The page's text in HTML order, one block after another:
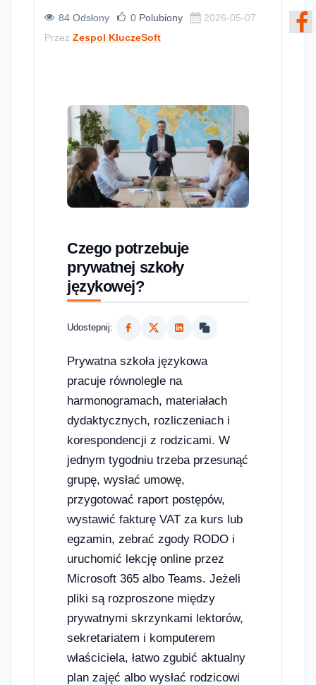
84 Odsłony 0 Polubiony
2026-05-07
Przez Zespol KluczeSoft
Czego potrzebuje
prywatnej szkoły
językowej?
Udostepnij:
Prywatna szkoła językowa
pracuje równolegle na
harmonogramach, materiałach
dydaktycznych, rozliczeniach i
korespondencji z rodzicami. W
jednym tygodniu trzeba przesunąć
grupę, wysłać umowę,
przygotować raport postępów,
wystawić fakturę VAT za kurs lub
egzamin, zebrać zgody RODO i
uruchomić lekcję online przez
Microsoft 365 albo Teams. Jeżeli
pliki są rozproszone między
prywatnymi skrzynkami lektorów,
sekretariatem i komputerem
właściciela, łatwo zgubić aktualny
plan zajęć albo wysłać rodzicowi